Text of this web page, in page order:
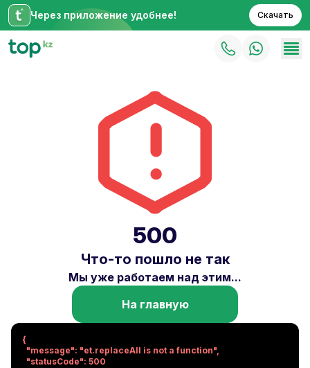
Через приложение удобнее! Скачать
500
Что-то пошло не так
Мы уже работаем над этим...
На главную
{